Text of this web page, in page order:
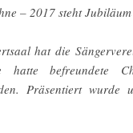
– 2017 steht
hat die
hatte befreundete
Präsentiert wurde